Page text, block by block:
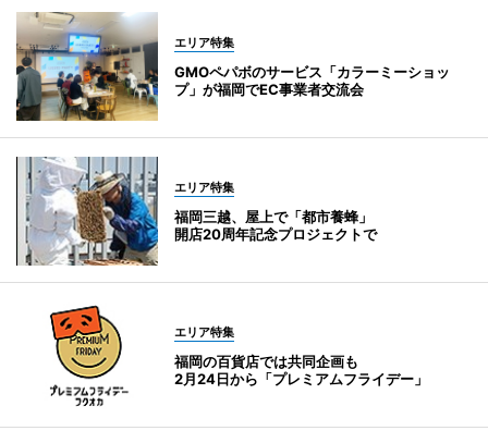
エリア特集
GMOペパボのサービス「カラーミーショッ
プ」が福岡でEC事業者交流会
エリア特集
福岡三越、屋上で「都市養蜂」
開店20周年記念プロジェクトで
エリア特集
福岡の百貨店では共同企画も
2月24日から「プレミアムフライデー」